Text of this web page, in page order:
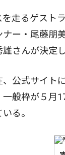
走るゲスト
ナー・尾藤朋
さんが決定し
公式サイト
般枠が５月
る。